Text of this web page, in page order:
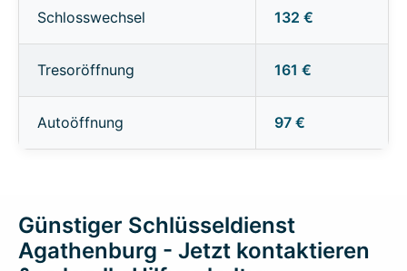
Schlosswechsel 132 €
Tresoröffnung 161 €
Autoöffnung 97 €
Günstiger Schlüsseldienst
Agathenburg - Jetzt kontaktieren